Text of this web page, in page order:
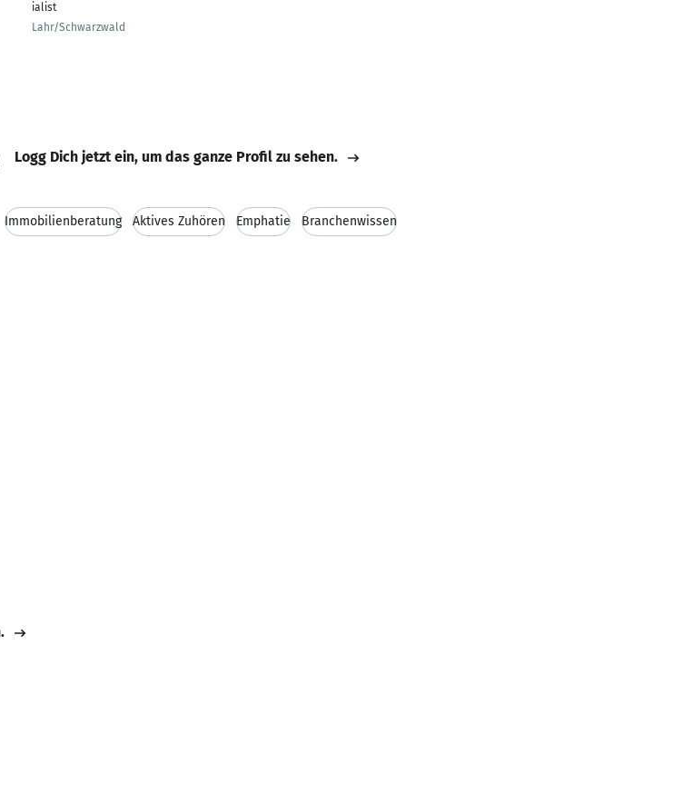
ialist
Lahr/Schwarzwald
Logg Dich jetzt ein, um das ganze Profil zu sehen.
Immobilienberatung Aktives Zuhören Emphatie Branchenwissen